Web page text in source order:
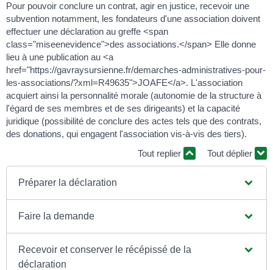
Pour pouvoir conclure un contrat, agir en justice, recevoir une
subvention notamment, les fondateurs d'une association doivent
effectuer une déclaration au greffe <span
class="miseenevidence">des associations.</span> Elle donne
lieu à une publication au <a
href="https://gavraysursienne.fr/demarches-administratives-pour-
les-associations/?xml=R49635">JOAFE</a>. L'association
acquiert ainsi la personnalité morale (autonomie de la structure à
l'égard de ses membres et de ses dirigeants) et la capacité
juridique (possibilité de conclure des actes tels que des contrats,
des donations, qui engagent l'association vis-à-vis des tiers).
Tout replier
Tout déplier
Préparer la déclaration
Faire la demande
Recevoir et conserver le récépissé de la
déclaration